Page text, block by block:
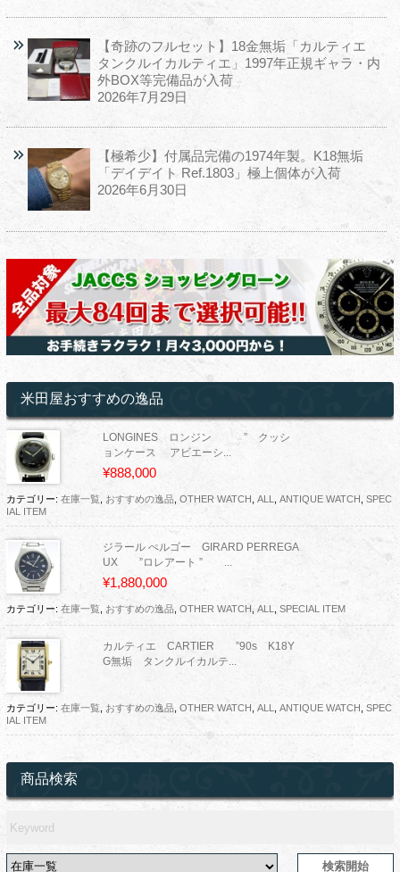
【奇跡のフルセット】18金無垢「カルティエ
タンクルイカルティエ」1997年正規ギャラ・内
外BOX等完備品が入荷
2026年7月29日
【極希少】付属品完備の1974年製。K18無垢
「デイデイト Ref.1803」極上個体が入荷
2026年6月30日
米田屋おすすめの逸品
LONGINES ロンジン ” クッシ
ョンケース アビエーシ...
¥888,000
カテゴリー: 在庫一覧, おすすめの逸品, OTHER WATCH , ALL, ANTIQUE WATCH , SPEC
IAL ITEM
ジラール ぺルゴー GIRARD PERREGA
UX ”ロレアート ” ...
¥1,880,000
カテゴリー: 在庫一覧, おすすめの逸品, OTHER WATCH , ALL, SPECIAL ITEM
カルティエ CARTIER ”90s K18Y
G無垢 タンクルイカルテ...
カテゴリー: 在庫一覧, おすすめの逸品, OTHER WATCH , ALL, ANTIQUE WATCH , SPEC
IAL ITEM
商品検索